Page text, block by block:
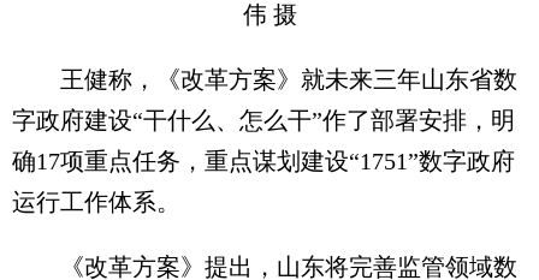
伟 摄
王健称，《改革方案》就未来三年山东省数
字政府建设“干什么、怎么干”作了部署安排，明
确17项重点任务，重点谋划建设“1751”数字政府
运行工作体系。
《改革方案》提出，山东将完善监管领域数